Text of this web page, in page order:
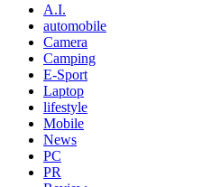
A.I.
automobile
Camera
Camping
E-Sport
Laptop
lifestyle
Mobile
News
PC
PR